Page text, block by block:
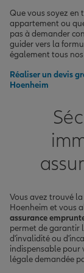
Que vous soyez en
appartement ou
pas à demander
guider vers la
également tous nos
Réaliser un devis
Hoenheim
Vous avez trouvé
Hoenheim et vous
assurance
permet de garantir
d'invalidité ou
indispensable pour
légale demandée